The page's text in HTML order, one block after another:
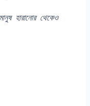
হারানোর থেকেও